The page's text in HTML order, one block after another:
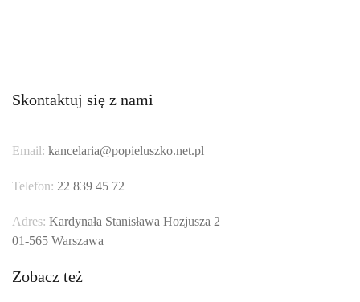
Skontaktuj się z nami
Email: kancelaria@popieluszko.net.pl
Telefon: 22 839 45 72
Adres: Kardynała Stanisława Hozjusza 2
01-565 Warszawa
Zobacz też